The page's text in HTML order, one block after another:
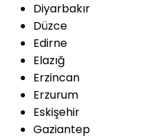
Diyarbakır
Düzce
Edirne
Elazığ
Erzincan
Erzurum
Eskişehir
Gaziantep